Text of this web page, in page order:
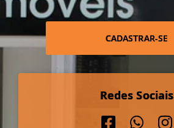
CADASTRAR-SE
Redes Sociais